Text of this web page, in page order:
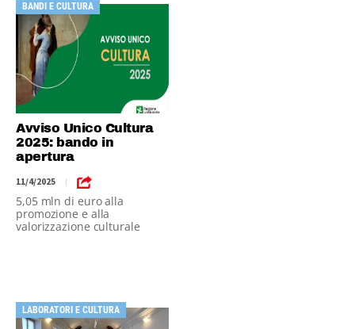
BANDI E CULTURA
Avviso Unico Cultura
2025: bando in
apertura
11/4/2025 |
5,05 mln di euro alla
promozione e alla
valorizzazione culturale
LABORATORI E CULTURA